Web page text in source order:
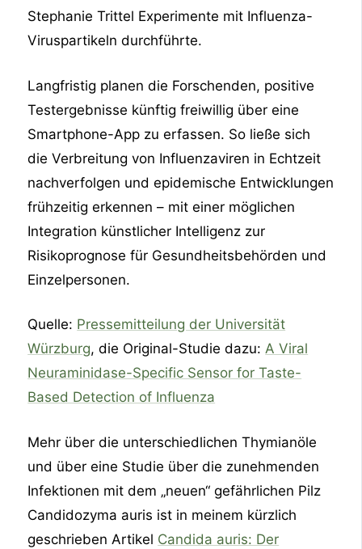
Stephanie Trittel Experimente mit Influenza-
Viruspartikeln durchführte.​
Langfristig planen die Forschenden, positive
Testergebnisse künftig freiwillig über eine
Smartphone-App zu erfassen. So ließe sich
die Verbreitung von Influenzaviren in Echtzeit
nachverfolgen und epidemische Entwicklungen
frühzeitig erkennen – mit einer möglichen
Integration künstlicher Intelligenz zur
Risikoprognose für Gesundheitsbehörden und
Einzelpersonen.​
Quelle: Pressemitteilung der Universität
Würzburg, die Original-Studie dazu:A Viral
Neuraminidase-Specific Sensor for Taste-
Based Detection of Influenza
Mehr über die unterschiedlichen Thymianöle
und über eine Studie über die zunehmenden
Infektionen mit dem „neuen“ gefährlichen Pilz
Candidozyma auris ist in meinem kürzlich
geschrieben Artikel Candida auris: Der